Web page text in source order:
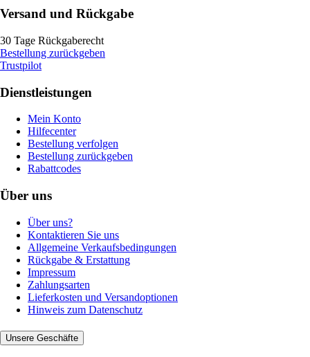
Versand und Rückgabe
30 Tage Rückgaberecht
Bestellung zurückgeben
Trustpilot
Dienstleistungen
Mein Konto
Hilfecenter
Bestellung verfolgen
Bestellung zurückgeben
Rabattcodes
Über uns
Über uns?
Kontaktieren Sie uns
Allgemeine Verkaufsbedingungen
Rückgabe & Erstattung
Impressum
Zahlungsarten
Lieferkosten und Versandoptionen
Hinweis zum Datenschutz
Unsere Geschäfte